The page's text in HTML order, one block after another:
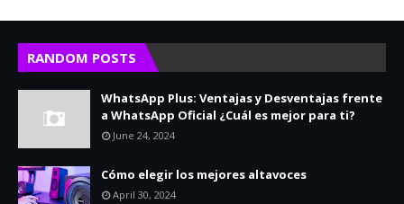
RANDOM POSTS
WhatsApp Plus: Ventajas y Desventajas frente
a WhatsApp Oficial ¿Cuál es mejor para ti?
June 24, 2024
Cómo elegir los mejores altavoces
April 30, 2024